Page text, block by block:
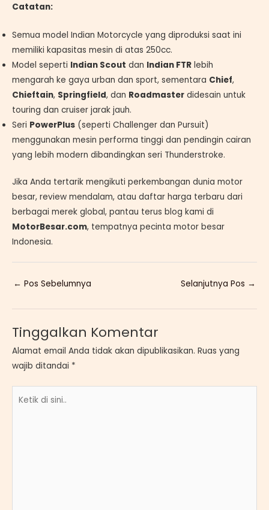
Catatan:
Semua model Indian Motorcycle yang diproduksi saat ini
memiliki kapasitas mesin di atas 250cc.
Model seperti Indian Scout dan Indian FTR lebih
mengarah ke gaya urban dan sport, sementara Chief,
Chieftain, Springfield, dan Roadmaster didesain untuk
touring dan cruiser jarak jauh.
Seri PowerPlus (seperti Challenger dan Pursuit)
menggunakan mesin performa tinggi dan pendingin cairan
yang lebih modern dibandingkan seri Thunderstroke.
Jika Anda tertarik mengikuti perkembangan dunia motor
besar, review mendalam, atau daftar harga terbaru dari
berbagai merek global, pantau terus blog kami di
MotorBesar.com, tempatnya pecinta motor besar
Indonesia.
← Pos Sebelumnya Selanjutnya Pos →
Tinggalkan Komentar
Alamat email Anda tidak akan dipublikasikan. Ruas yang
wajib ditandai *